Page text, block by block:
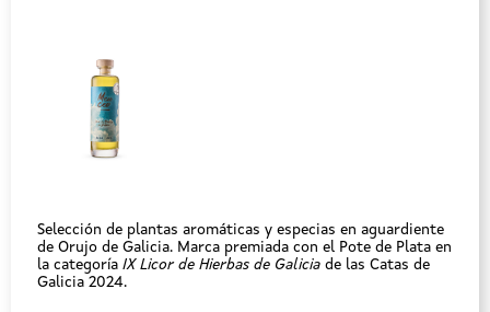
Selección de plantas aromáticas y especias en aguardiente
de Orujo de Galicia. Marca premiada con el Pote de Plata en
la categoría IX Licor de Hierbas de Galicia de las Catas de
Galicia 2024.